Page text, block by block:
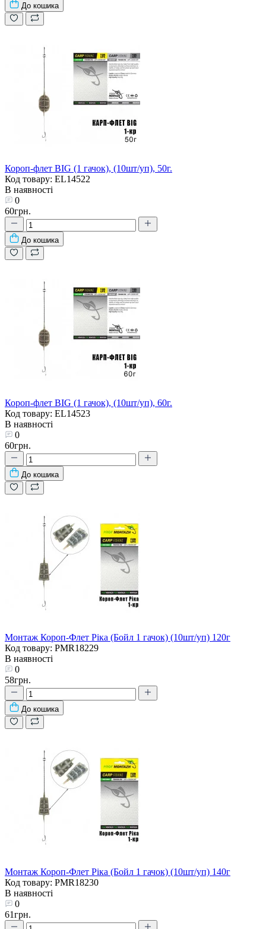
До кошика
Короп-флет BIG (1 гачок), (10шт/уп), 50г.
Код товару: EL14522
В наявності
0
60грн.
До кошика
Короп-флет BIG (1 гачок), (10шт/уп), 60г.
Код товару: EL14523
В наявності
0
60грн.
До кошика
Монтаж Короп-Флет Ріка (Бойл 1 гачок) (10шт/уп) 120г
Код товару: PMR18229
В наявності
0
58грн.
До кошика
Монтаж Короп-Флет Ріка (Бойл 1 гачок) (10шт/уп) 140г
Код товару: PMR18230
В наявності
0
61грн.